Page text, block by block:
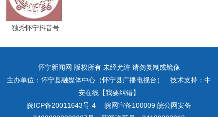
独秀怀宁抖音号
怀宁新闻网 版权所有 未经允许 请勿复制或镜像
主办单位：怀宁县融媒体中心（怀宁县广播电视台） 技术支持：中
安在线【我要纠错】
皖ICP备20011643号-4皖网宣备100009 皖公网安备